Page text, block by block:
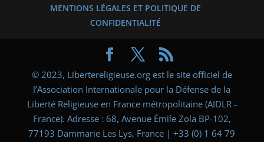
MENTIONS LÉGALES ET POLITIQUE DE
CONFIDENTIALITÉ
© 2023, Libertereligieuse.org est le site officiel de
l’Association Internationale pour la Défense de la
Liberté Religieuse en France métropolitaine (AIDLR -
France). Adresse : 68, Avenue Émile Zola BP-102,
77193 Dammarie Les Lys, France | +33 (0) 1 64 79